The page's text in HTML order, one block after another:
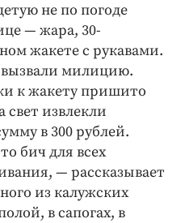
не по погоде
— жара, 30-
жакете с рукавами.
милицию.
к жакету пришито
свет извлекли
в 300 рублей.
бич для всех
— рассказывает
из калужских
в сапогах, в